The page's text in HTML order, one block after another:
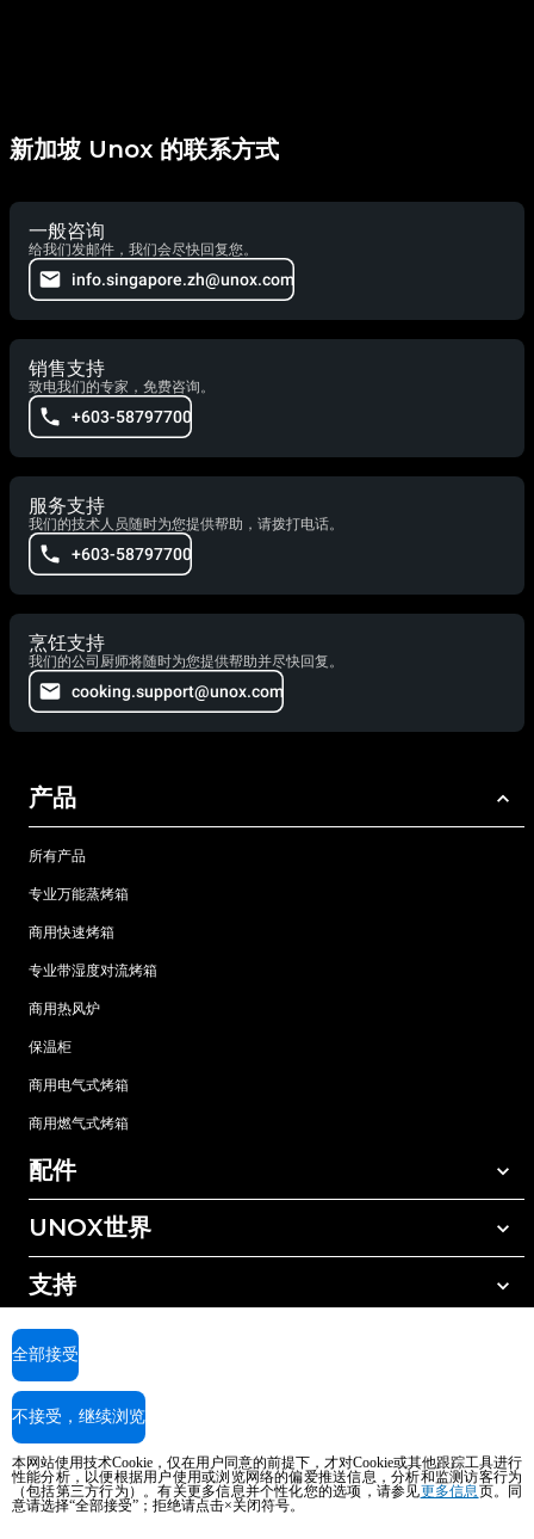
新加坡 Unox 的联系方式
一般咨询
给我们发邮件，我们会尽快回复您。
info.singapore.zh@unox.com
销售支持
致电我们的专家，免费咨询。
+603-58797700
服务支持
我们的技术人员随时为您提供帮助，请拨打电话。
+603-58797700
烹饪支持
我们的公司厨师将随时为您提供帮助并尽快回复。
cooking.support@unox.com
产品
所有产品
专业万能蒸烤箱
商用快速烤箱
专业带湿度对流烤箱
商用热风炉
保温柜
商用电气式烤箱
商用燃气式烤箱
配件
所有配件
手动清洗清洁剂
树脂过滤水处理
反渗透水处理
UNOX世界
我们在全球的办事处
支持
UNOX质保
查找经销商
查找服务中心
版权所有2026 UNOX SpA保留所有权利。Reg.Imp.Padova n°04230750285 -
REA Padova 372835 - Cap.Soc.5.000.000€iv - 增值税/税号04230750285 - IT
WEEE Reg. No. IT08020000000377
AI Content Disclaimer
本网站使用技术Cookie，仅在用户同意的前提下，才对Cookie或其他跟踪工具进行
性能分析，以便根据用户使用或浏览网络的偏爱推送信息，分析和监测访客行为
（包括第三方行为）。有关更多信息并个性化您的选项，请参见更多信息页。同
意请选择“全部接受”；拒绝请点击×关闭符号。
全部接受
不接受，继续浏览